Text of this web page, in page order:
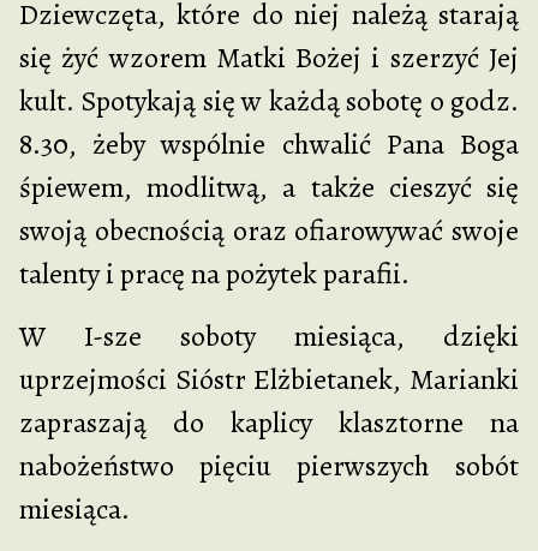
Dziewczęta, które do niej należą starają
się żyć wzorem Matki Bożej i szerzyć Jej
kult. Spotykają się w każdą sobotę o godz.
8.30, żeby wspólnie chwalić Pana Boga
śpiewem, modlitwą, a także cieszyć się
swoją obecnością oraz ofiarowywać swoje
talenty i pracę na pożytek parafii.
W I-sze soboty miesiąca, dzięki
uprzejmości Sióstr Elżbietanek, Marianki
zapraszają do kaplicy klasztorne na
nabożeństwo pięciu pierwszych sobót
miesiąca.